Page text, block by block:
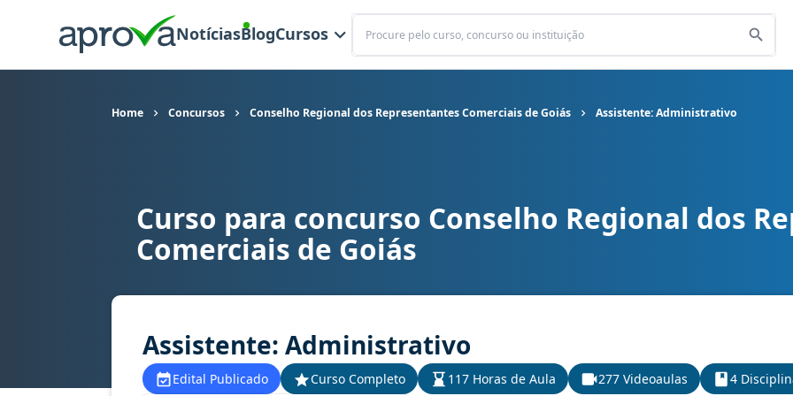
NotíciasBlogCursos
Buscar
Home Concursos Conselho Regional dos Representantes Comerciais de Goiás Assistente: Administrativo
Curso para concurso CORE GO - Conselho Regional dos Representantes Comerciais de Goiás cargo Assistente:
Curso para concurso Conselho Regional dos
Comerciais de Goiás
Assistente: Administrativo
Edital Publicado Curso Completo 117 Horas de Aula 277 Videoaulas 4